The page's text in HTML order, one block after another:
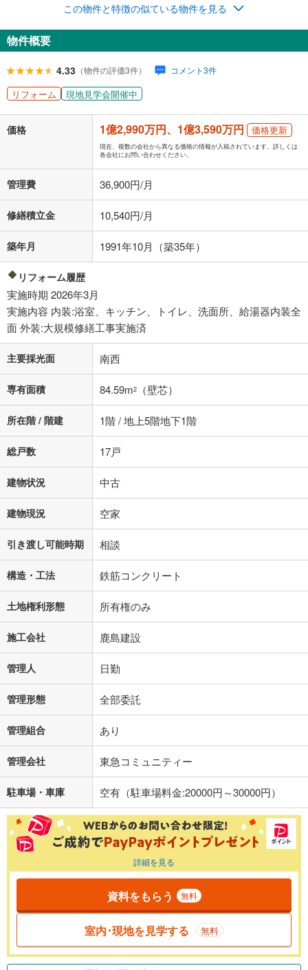
ナス時の増額分（1回分）を入力してください。
ボーナス払いの限度額は金融機関によって異なります。
閉じる
月々の返済額
ローン返済額 352,776円（頭金比率 0%）
「金利」については、ご利用を予定されている金融機関等にご確認の
上、ご自身での入力をお願いいたします。初期設定で自動入力されてい
る値は、実際の金融機関等における貸出金利とは何ら関係がなく、実際
の金融機関等における貸出金利を何ら保証するものではありません。返
済方法「元利均等返済」にて算出しております。入力された金利を35年
適用した場合の計算結果を表示しています。
その他月額費用や、初期費用がかかります。ご注意ください。実際にお
す。
条件によってお借り入れができないことがあります。
不動産会社に購入相談をする 無料
閉じる
この物件と特徴の似ている物件を見る
物件概要
4.33 （物件の評価3件） コメント3件
リフォーム 現地見学会開催中
価格 1億2,990万円、1億3,590万円 価格更新
現在、複数の会社から異なる価格の情報が入稿されています。詳しくは
各会社にお問い合わせください。
管理費 36,900円/月
修繕積立金 10,540円/月
築年月 1991年10月（築35年）
リフォーム履歴
実施時期 2026年3月
実施内容 内装:浴室、キッチン、トイレ、洗面所、給湯器内装全
面 外装:大規模修繕工事実施済
主要採光面 南西
専有面積 84.59m2 （壁芯）
所在階 / 階建 1階 / 地上5階地下1階
総戸数 17戸
建物状況 中古
建物現況 空家
引き渡し可能時期 相談
構造・工法 鉄筋コンクリート
土地権利形態 所有権のみ
施工会社 鹿島建設
管理人 日勤
管理形態 全部委託
管理組合 あり
管理会社 東急コミュニティー
駐車場・車庫 空有（駐車場料金:20000円～30000円）
詳細を見る
資料をもらう 無料
室内･現地を見学する 無料